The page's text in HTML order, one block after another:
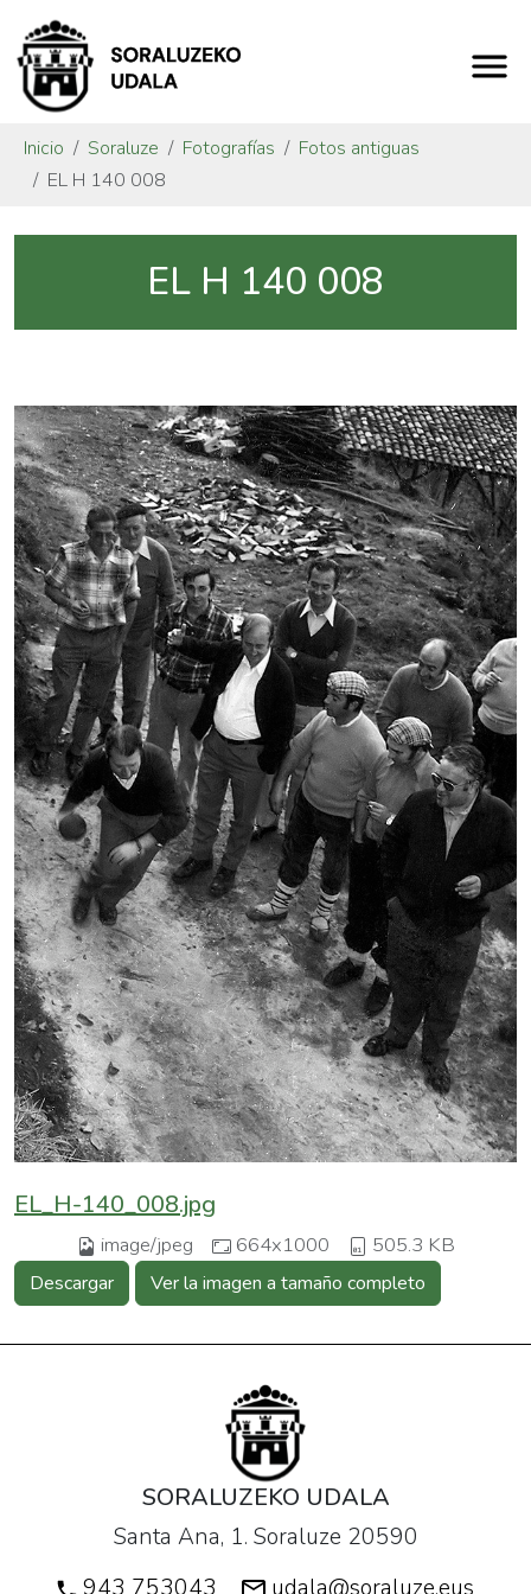
Inicio Soraluze Fotografías
Fotos antiguas
EL H 140 008
EL H 140 008
EL_H-140_008.jpg
image/jpeg 664x1000 505.3 KB
Descargar Ver la imagen a tamaño completo
SORALUZEKO UDALA
Santa Ana, 1. Soraluze 20590
943 753043
udala@soraluze.eus